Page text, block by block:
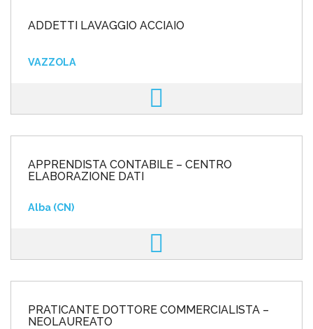
ADDETTI LAVAGGIO ACCIAIO
VAZZOLA
APPRENDISTA CONTABILE – CENTRO
ELABORAZIONE DATI
Alba (CN)
PRATICANTE DOTTORE COMMERCIALISTA –
NEOLAUREATO